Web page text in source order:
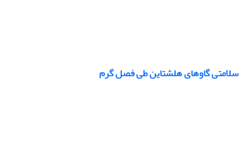
‏سلامتی گاوهای هلشتاین طی فصل گرم